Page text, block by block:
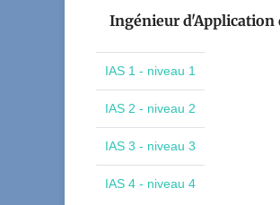
Ingénieur d'Application
IAS 1 - niveau 1
IAS 2 - niveau 2
IAS 3 - niveau 3
IAS 4 - niveau 4